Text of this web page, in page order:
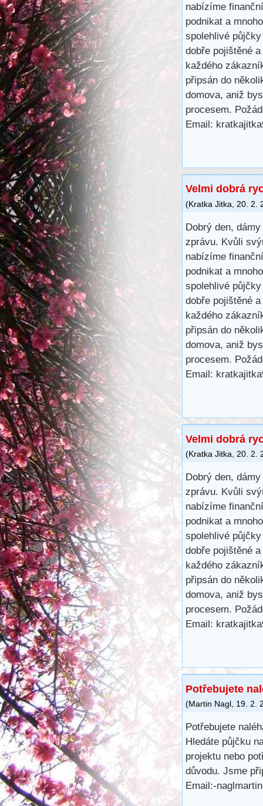
nabízíme
podnikat a
spolehlivé
dobře pojištěné
každého
připsán do
domova, aniž
procesem.
Email:
Velmi dobrá
(Kratka Jitka 20. 2.
Dobrý den,
zprávu. Kvůli
nabízíme
podnikat a
spolehlivé
dobře pojištěné
každého
připsán do
domova, aniž
procesem.
Email:
Velmi dobrá
(Kratka Jitka 20. 2.
Dobrý den,
zprávu. Kvůli
nabízíme
podnikat a
spolehlivé
dobře pojištěné
každého
připsán do
domova, aniž
procesem.
Email:
Potřebujete
(Martin Nagl, 19. 2.
Potřebujete
Hledáte půjčku
projektu nebo
důvodu. Jsme
Email:-